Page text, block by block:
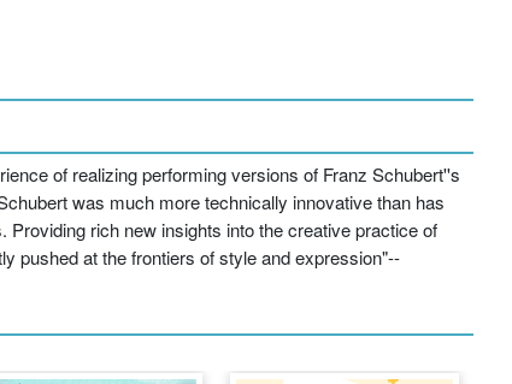
of realizing performing versions of Franz Schubert''s
was much more technically innovative than has
rich new insights into the creative practice of
pushed at the frontiers of style and expression"--